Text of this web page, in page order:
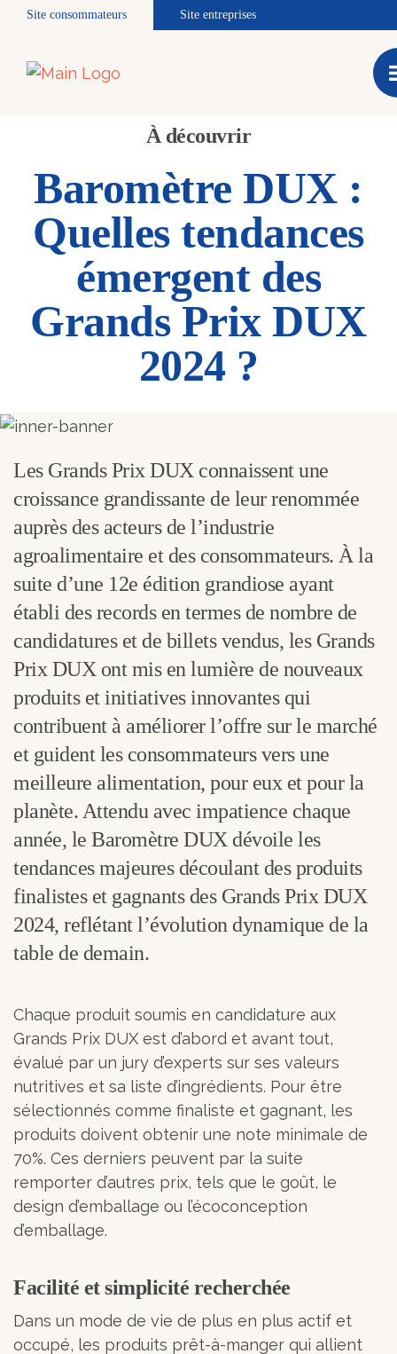
Site consommateurs Site entreprises
À découvrir
Baromètre DUX :
Quelles tendances
émergent des
Grands Prix DUX
2024 ?
Les Grands Prix DUX connaissent une
croissance grandissante de leur renommée
auprès des acteurs de l’industrie
agroalimentaire et des consommateurs. À la
suite d’une 12e édition grandiose ayant
établi des records en termes de nombre de
candidatures et de billets vendus, les Grands
Prix DUX ont mis en lumière de nouveaux
produits et initiatives innovantes qui
contribuent à améliorer l’offre sur le marché
et guident les consommateurs vers une
meilleure alimentation, pour eux et pour la
planète. Attendu avec impatience chaque
année, le Baromètre DUX dévoile les
tendances majeures découlant des produits
finalistes et gagnants des Grands Prix DUX
2024, reflétant l’évolution dynamique de la
table de demain.
Chaque produit soumis en candidature aux
Grands Prix DUX est d’abord et avant tout,
évalué par un jury d’experts sur ses valeurs
nutritives et sa liste d’ingrédients. Pour être
sélectionnés comme finaliste et gagnant, les
produits doivent obtenir une note minimale de
70%. Ces derniers peuvent par la suite
remporter d’autres prix, tels que le goût, le
design d’emballage ou l’écoconception
d’emballage.
Facilité et simplicité recherchée
Dans un mode de vie de plus en plus actif et
occupé, les produits prêt-à-manger qui allient